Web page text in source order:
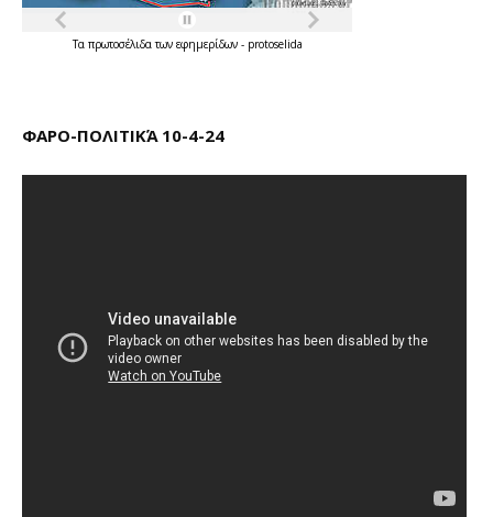
Τα πρωτοσέλιδατων εφημερίδων - protoselida
ΦΑΡΟ-ΠΟΛΙΤΙΚΆ 10-4-24